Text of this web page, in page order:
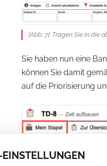
[Abb. 7]: Tragen Sie in die
Sie haben nun eine
können Sie damit
auf die Priorisierung